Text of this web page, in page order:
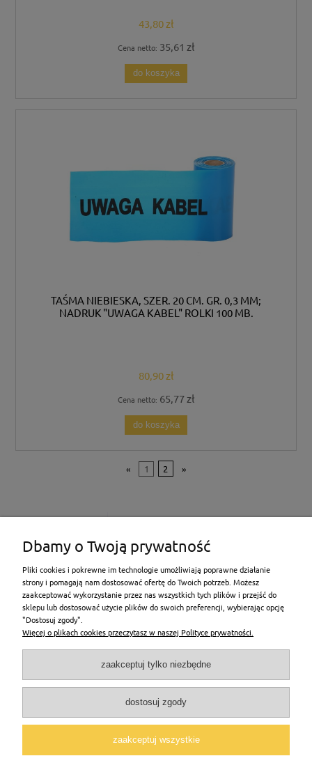
43,80 zł
Cena netto: 35,61 zł
do koszyka
TAŚMA NIEBIESKA, SZER. 20 CM. GR. 0,3 MM;
NADRUK "UWAGA KABEL" ROLKI 100 MB.
80,90 zł
Cena netto: 65,77 zł
do koszyka
« 1 2 »
Płatności i dostawa
Informacje
O nas
Dbamy o Twoją prywatność
Pliki cookies i pokrewne im technologie umożliwiają poprawne działanie
strony i pomagają nam dostosować ofertę do Twoich potrzeb. Możesz
zaakceptować wykorzystanie przez nas wszystkich tych plików i przejść do
sklepu lub dostosować użycie plików do swoich preferencji, wybierając opcję
"Dostosuj zgody".
Więcej o plikach cookies przeczytasz w naszej Polityce prywatności.
zaakceptuj tylko niezbędne
dostosuj zgody
zaakceptuj wszystkie